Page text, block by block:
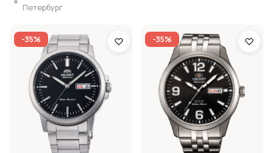
Петербург
-35% -35%